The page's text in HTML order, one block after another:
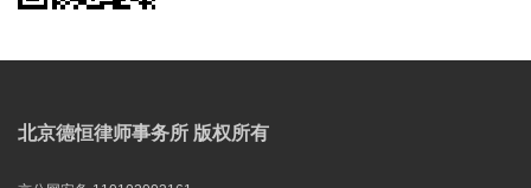
北京德恒律师事务所 版权所有